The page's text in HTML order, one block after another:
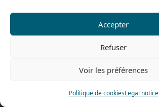
Accepter
Refuser
Voir les préférences
Politique de cookiesLegal notice
Fax: 0033 474 62 81 69
478 rue Alexandre Richetta